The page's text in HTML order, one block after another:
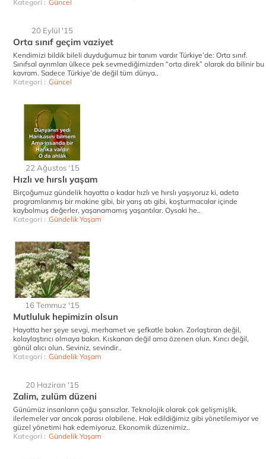
Kategori : Güncel
20 Eylül '15
Orta sınıf geçim vaziyet
Kendimizi bildik bileli duyduğumuz bir tanım vardır Türkiye’de: Orta sınıf.
Sınıfsal ayrımları ülkece pek sevmediğimizden “orta direk” olarak da bilinir bu
kavram. Sadece Türkiye’de değil tüm dünya..
Kategori : Güncel
22 Ağustos '15
Hızlı ve hırslı yaşam
Birçoğumuz gündelik hayatta o kadar hızlı ve hırslı yaşıyoruz ki, adeta
programlanmış bir makine gibi, bir yarış atı gibi, koşturmacalar içinde
kaybolmuş değerler, yaşanamamış yaşantılar. Oysaki he..
Kategori : Gündelik Yaşam
16 Temmuz '15
Mutluluk hepimizin olsun
Hayatta her şeye sevgi, merhamet ve şefkatle bakın. Zorlaştıran değil,
kolaylaştırıcı olmaya bakın. Kıskanan değil ama özenen olun. Kırıcı değil,
gönül alıcı olun. Seviniz, sevindir..
Kategori : Gündelik Yaşam
20 Haziran '15
Zalim, zulüm düzeni
Günümüz insanların çoğu şansızlar. Teknolojik olarak çok gelişmişlik,
ilerlemeler var ancak parası olabilene. Hak edildiğimiz gibi yönetilemiyor ve
güzel yönetimi hak edemiyoruz. Ekonomik düzenimiz..
Kategori : Gündelik Yaşam